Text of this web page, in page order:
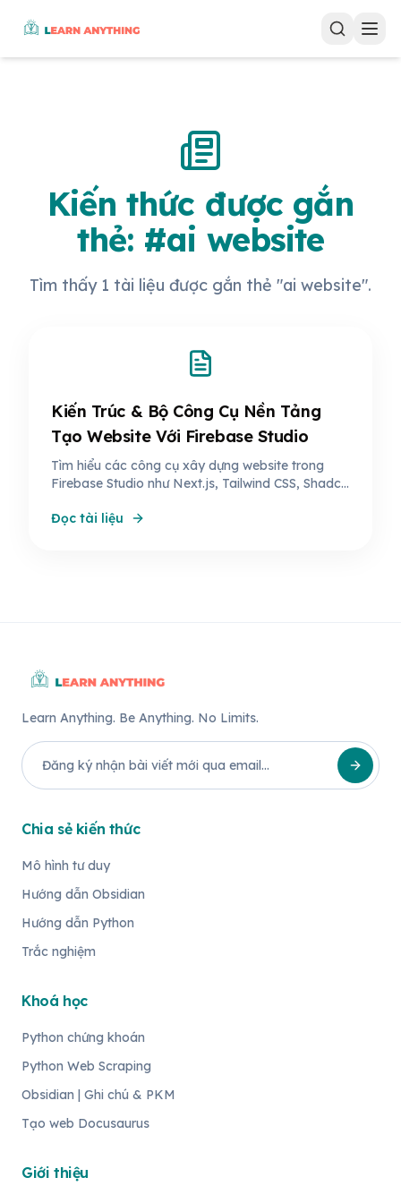
Kiến thức được gắn
thẻ: #ai website
Tìm thấy 1 tài liệu được gắn thẻ "ai website".
Kiến Trúc & Bộ Công Cụ Nền Tảng
Tạo Website Với Firebase Studio
Tìm hiểu các công cụ xây dựng website trong
Firebase Studio như Next.js, Tailwind CSS, Shadcn
kỹ thuật, chỉ cần hiểu để dùng AI tạo website
Đọc tài liệu
Learn Anything. Be Anything. No Limits.
Chia sẻ kiến thức
Mô hình tư duy
Hướng dẫn Obsidian
Hướng dẫn Python
Trắc nghiệm
Khoá học
Python chứng khoán
Python Web Scraping
Obsidian | Ghi chú & PKM
Tạo web Docusaurus
Giới thiệu